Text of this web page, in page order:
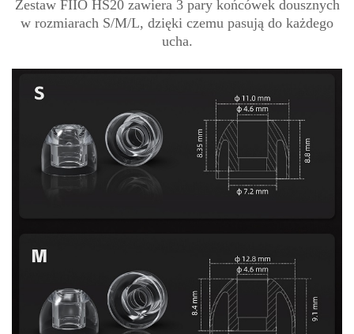
Zestaw FIIO HS20 zawiera 3 pary końcówek dousznych
w rozmiarach S/M/L, dzięki czemu pasują do każdego
ucha.